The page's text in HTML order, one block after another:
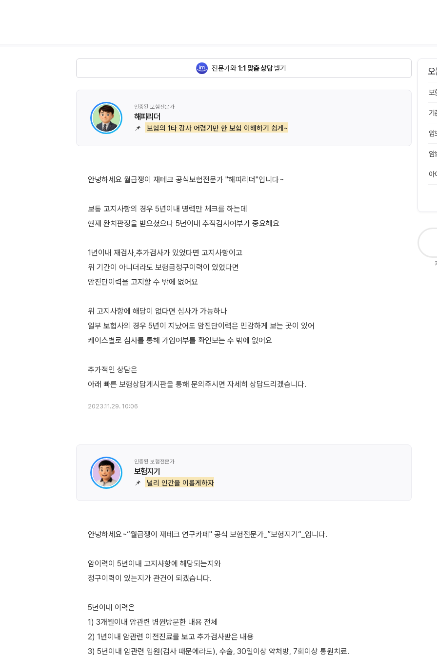
전문가와1:1 맞춤 상담받기
인증된 보험전문가
해피리더
📌 보험의 1타 강사 어렵기만 한 보험 이해하기 쉽게~
안녕하세요 월급쟁이 재테크 공식보험전문가 "해피리더"입니다~
보통 고지사항의 경우 5년이내 병력만 체크를 하는데
현재 완치판정을 받으셨으나 5년이내 추적검사여부가 중요해요
1년이내 재검사,추가검사가 있었다면 고지사항이고
위 기간이 아니더라도 보험금청구이력이 있었다면
암진단이력을 고지할 수 밖에 없어요
위 고지사항에 해당이 없다면 심사가 가능하나
일부 보험사의 경우 5년이 지났어도 암진단이력은 민감하게 보는 곳이 있어
케이스별로 심사를 통해 가입여부를 확인보는 수 밖에 없어요
추가적인 상담은
2023.11.29. 10:06
인증된 보험전문가
보험지기
📌 널리 인간을 이롭게하자
안녕하세요~“월급쟁이 재테크 연구카페" 공식 보험전문가_”보험지기“_입니다.
암이력이 5년이내 고지사항에 해당되는지와
청구이력이 있는지가 관건이 되겠습니다.
5년이내 이력은
1) 3개월이내 암관련 병원방문한 내용 전체
2) 1년이내 암관련 이전진료를 보고 추가검사받은 내용
3) 5년이내 암관련 입원(검사 때문에라도), 수술, 30일이상 약처방, 7회이상 통원치료.
보
기
암
암
아